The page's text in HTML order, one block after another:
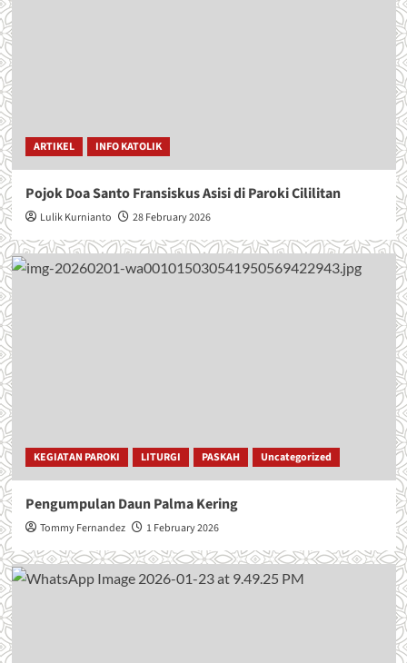
ARTIKEL INFO KATOLIK
Pojok Doa Santo Fransiskus Asisi di Paroki Cililitan
Lulik Kurnianto 28 February 2026
KEGIATAN PAROKI LITURGI PASKAH Uncategorized
Pengumpulan Daun Palma Kering
Tommy Fernandez 1 February 2026